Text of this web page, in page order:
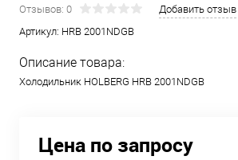
Отзывов: 0
Добавить отзыв
Артикул: HRB 2001NDGB
Описание товара:
Холодильник HOLBERG HRB 2001NDGB
Цена по запросу